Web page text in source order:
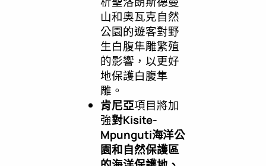
山和奧瓦克自然
公園的遊客對野
生白腹隼雕繁殖
的影響，以更好
地保護白腹隼
雕。
肯尼亞項目將加
強對Kisite-
Mpunguti海洋公
園和自然保護區